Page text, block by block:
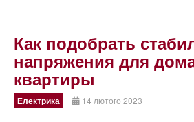
Как подобрать
напряжения для
квартиры
Електрика 14 лютого 2023